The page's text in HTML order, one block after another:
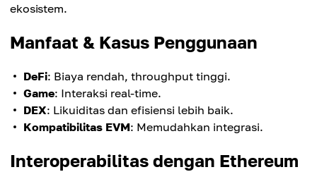
ekosistem.
Manfaat & Kasus Penggunaan
DeFi: Biaya rendah, throughput tinggi.
Game: Interaksi real-time.
DEX: Likuiditas dan efisiensi lebih baik.
Kompatibilitas EVM: Memudahkan integrasi.
Interoperabilitas dengan Ethereum